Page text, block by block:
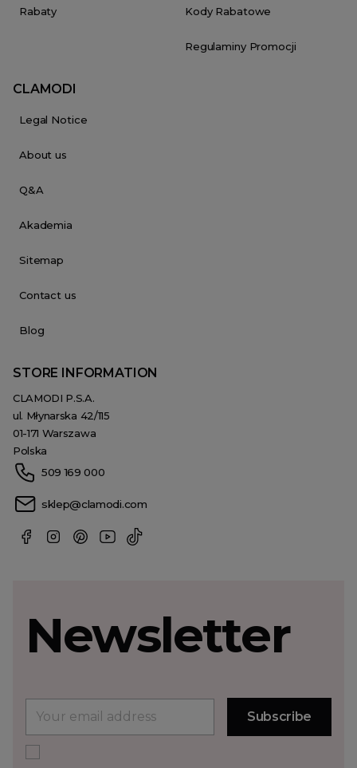
Rabaty Kody Rabatowe
Regulaminy Promocji
CLAMODI
Legal Notice
About us
Q&A
Akademia
Sitemap
Contact us
Blog
STORE INFORMATION
CLAMODI P.S.A.
ul. Młynarska 42/115
01-171 Warszawa
Polska
509 169 000
sklep@clamodi.com
Newsletter